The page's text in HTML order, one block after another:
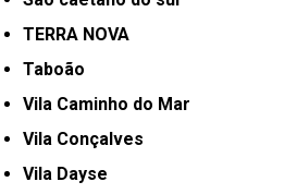
TERRA NOVA
Taboão
Vila Caminho do Mar
Vila Conçalves
Vila Dayse